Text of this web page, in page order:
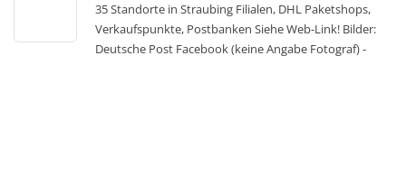
35 Standorte in Straubing Filialen, DHL Paketshops,
Verkaufspunkte, Postbanken Siehe Web-Link! Bilder:
Deutsche Post Facebook (keine Angabe Fotograf) -